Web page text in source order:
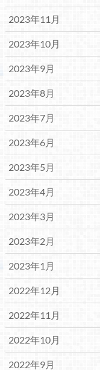
2023年11月
2023年10月
2023年9月
2023年8月
2023年7月
2023年6月
2023年5月
2023年4月
2023年3月
2023年2月
2023年1月
2022年12月
2022年11月
2022年10月
2022年9月